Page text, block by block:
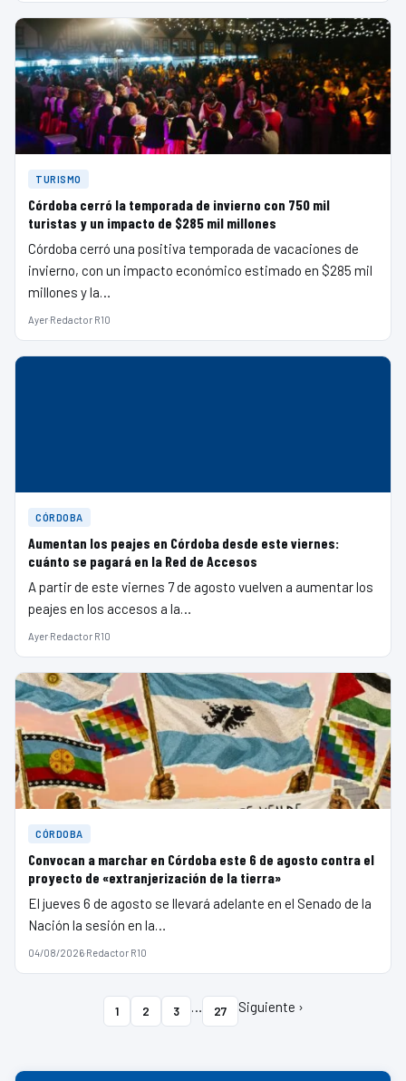
TURISMO
Córdoba cerró la temporada de invierno con 750 mil
turistas y un impacto de $285 mil millones
Córdoba cerró una positiva temporada de vacaciones de
invierno, con un impacto económico estimado en $285 mil
millones y la…
Ayer·Redactor R10
CÓRDOBA
Aumentan los peajes en Córdoba desde este viernes:
cuánto se pagará en la Red de Accesos
A partir de este viernes 7 de agosto vuelven a aumentar los
peajes en los accesos a la…
Ayer·Redactor R10
CÓRDOBA
Convocan a marchar en Córdoba este 6 de agosto contra el
proyecto de «extranjerización de la tierra»
El jueves 6 de agosto se llevará adelante en el Senado de la
Nación la sesión en la…
04/08/2026·Redactor R10
1 2 3 … 27 Siguiente ›